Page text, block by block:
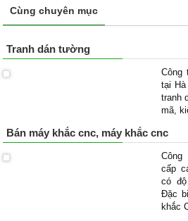
Cùng chuyên mục
Tranh dán tường
Công
tại
tranh
mã,
Bán máy khắc cnc, máy khắc cnc
Công
cấp
có
Đặc
khắc